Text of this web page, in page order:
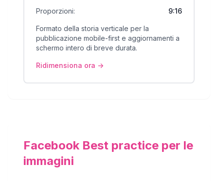
Proporzioni: 9:16
Formato della storia verticale per la
pubblicazione mobile-first e aggiornamenti a
schermo intero di breve durata.
Ridimensiona ora ->
Facebook Best practice per le
immagini